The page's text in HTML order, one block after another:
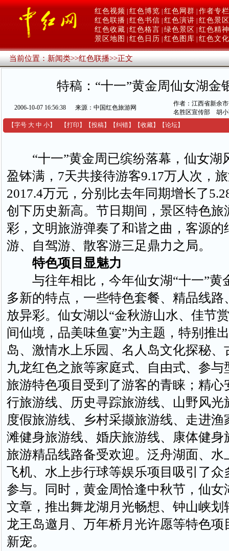
红色视频 红色博览 红色网群 作者专栏
红色联播 红色书信 红色演讲 红色景区
红色收藏 红色格言 绿色景区
红色精神
景区地图
红色日历 红色图库 红色文化
当前位置：新闻类>>红色联播>>正文
特稿：“十一”黄金周仙女湖金
2006-10-07 16:56:38 来源：中国红色旅游网
作者：江西省新余
名胜区宣传部 胡小
【字号 大 中 小】 【打印 】 【投稿】 【纠错】 【收藏】 【论坛】
“十一”黄金周已缤纷落幕，仙女湖
盈钵满，7天共接待游客9.17万人次，
2017.4万元，分别比去年同期增长了
创下历史新高。节日期间，景区特色旅
彩，文明旅游弹奏了和谐之曲，客源的
游、自驾游、散客游三足鼎力之局。
特色项目显魅力
与往年相比，今年仙女湖“十一”黄
多新的特点，一些特色套餐、精品线路
放异彩。仙女湖以“金秋游山水、佳节
间仙境，品美味鱼宴”为主题，特别推
岛、激情水上乐园、名人岛文化探秘、
九龙红色之旅等家庭式、自由式、参与
旅游特色项目受到了游客的青睐；精心
行旅游线、历史寻踪旅游线、山野风光
度假旅游线、乡村采撷旅游线、走进渔
滩健身旅游线、婚庆旅游线、康体健身
旅游精品线路备受欢迎。泛舟湖面、水
飞机、水上步行球等娱乐项目吸引了众
参与。同时，黄金周恰逢中秋节，仙女
文章，推出舞龙湖月光畅想、钟山峡划
龙王岛邀月、万年桥月光许愿等特色项
新宠。